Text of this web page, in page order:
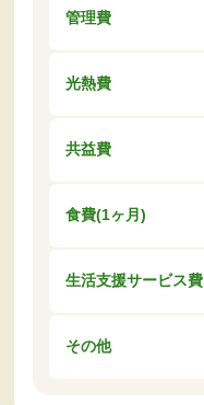
管理費
光熱費
共益費
食費(1ヶ月)
生活支援サービス費
その他